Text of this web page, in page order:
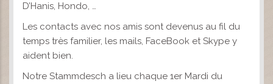
D’Hanis, Hondo, …
Les contacts avec nos amis sont devenus au fil du
temps très familier, les mails, FaceBook et Skype y
aident bien.
Notre Stammdesch a lieu chaque 1er Mardi du